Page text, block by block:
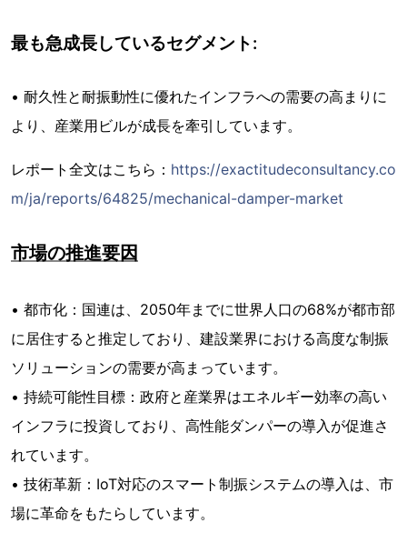
最も急成長しているセグメント:
• 耐久性と耐振動性に優れたインフラへの需要の高まりに
より、産業用ビルが成長を牽引しています。
レポート全文はこちら： https://exactitudeconsultancy.co
m/ja/reports/64825/mechanical-damper-market
市場の推進要因
• 都市化：国連は、2050年までに世界人口の68%が都市部
に居住すると推定しており、建設業界における高度な制振
ソリューションの需要が高まっています。
• 持続可能性目標：政府と産業界はエネルギー効率の高い
インフラに投資しており、高性能ダンパーの導入が促進さ
れています。
• 技術革新：IoT対応のスマート制振システムの導入は、市
場に革命をもたらしています。